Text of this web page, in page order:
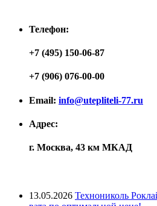
Телефон:
+7 (495) 150-06-87
+7 (906) 076-00-00
Email: info@utepliteli-77.ru
Адрес:
г. Москва, 43 км МКАД
13.05.2026 Технониколь